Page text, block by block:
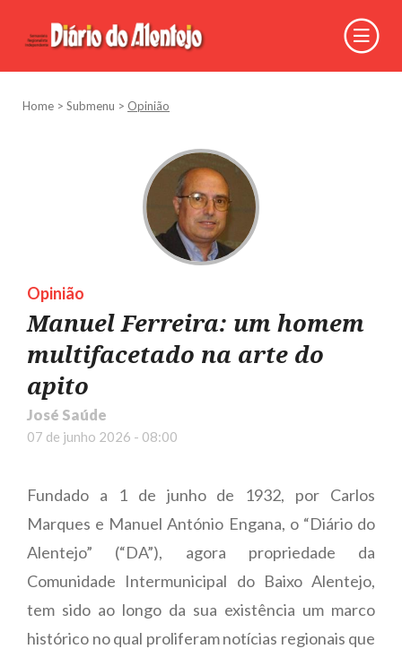
Home > Submenu > Opinião
Opinião
Manuel Ferreira: um homem
multifacetado na arte do
apito
José Saúde
07 de junho 2026 - 08:00
Fundado a 1 de junho de 1932, por Carlos
Marques e Manuel António Engana, o “Diário do
Alentejo” (“DA”), agora propriedade da
Comunidade Intermunicipal do Baixo Alentejo,
tem sido ao longo da sua existência um marco
histórico no qual proliferam notícias regionais que